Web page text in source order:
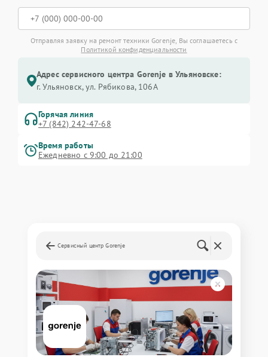
Отправляя заявку на ремонт техники Gorenje, Вы соглашаетесь с
Политикой конфиденциальности
Адрес сервисного центра Gorenje в Ульяновске:
г. Ульяновск, ул. Рябикова, 106А
Горячая линия
+7 (842) 242-47-68
Время работы
Ежедневно с 9:00 до 21:00
Сервисный центр Gorenje